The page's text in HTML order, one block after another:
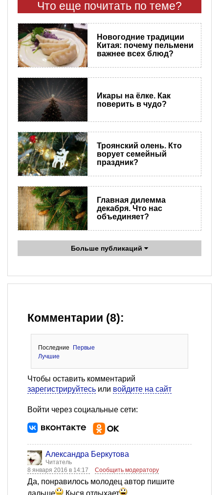
Что еще почитать по теме?
Новогодние традиции
Китая: почему пельмени
важнее всех блюд?
Икары на ёлке. Как
поверить в чудо?
Троянский олень. Кто
ворует семейный
праздник?
Главная дилемма
декабря. Что нас
объединяет?
Больше публикаций
Комментарии (8):
Последние
Первые
Лучшие
Чтобы оставить комментарий
зарегистрируйтесь или войдите на сайт
Войти через социальные сети:
Александра Беркутова
Читатель
8 января 2016 в 14:17
Сообщить модератору
Да, понравилось молодец автор пишите